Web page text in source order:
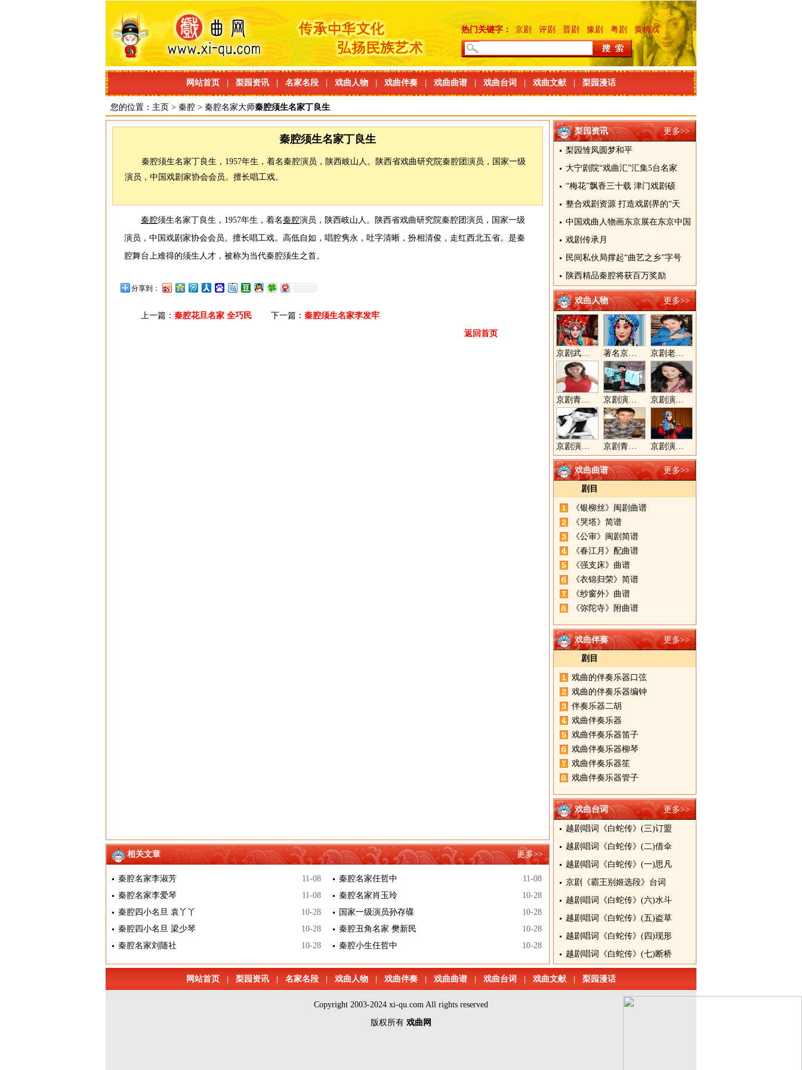
热门关键字： 京剧 评剧 晋剧 豫剧 粤剧 黄梅戏
网站首页 梨园资讯 名家名段 戏曲人物 戏曲伴奏 戏曲曲谱 戏曲台词 戏曲文献 梨园漫话
您的位置： 主页 > 秦腔 > 秦腔名家大师秦腔须生名家丁良生
秦腔须生名家丁良生
秦腔须生名家丁良生，1957年生，着名秦腔演员，陕西岐山人。陕西省戏曲研究院秦腔团演员，国家一级
演员，中国戏剧家协会会员。擅长唱工戏。
秦腔须生名家丁良生，1957年生，着名秦腔演员，陕西岐山人。陕西省戏曲研究院秦腔团演员，国家一级
演员，中国戏剧家协会会员。擅长唱工戏。高低自如，唱腔隽永，吐字清晰，扮相清俊，走红西北五省。是秦
腔舞台上难得的须生人才，被称为当代秦腔须生之首。
分享到：
上一篇： 秦腔花旦名家 全巧民 下一篇： 秦腔须生名家李发牢
返回首页
更多>>
梨园资讯
梨园雏凤圆梦和平
大宁剧院“戏曲汇”汇集5台名家
“梅花”飘香三十载 津门戏剧硕
整合戏剧资源 打造戏剧界的“天
中国戏曲人物画东京展在东京中国
戏剧传承月
民间私伙局撑起“曲艺之乡”字号
陕西精品秦腔将获百万奖励
更多>>
戏曲人物
京剧武旦演员李静文 著名京剧演员李海燕 京剧老生演员胡晓楠
京剧青衣演员周利 京剧演员郝帅 京剧演员王奕戈
京剧演员陈晓霞 京剧青年演员郝杰 京剧演员张美超
更多>>
戏曲曲谱
剧目
《银柳丝》闽剧曲谱
《哭塔》简谱
《公审》闽剧简谱
《春江月》配曲谱
《强支床》曲谱
《衣锦归荣》简谱
《纱窗外》曲谱
《弥陀寺》附曲谱
更多>>
戏曲伴奏
剧目
戏曲的伴奏乐器口弦
戏曲的伴奏乐器编钟
伴奏乐器二胡
戏曲伴奏乐器
戏曲伴奏乐器笛子
戏曲伴奏乐器柳琴
戏曲伴奏乐器笙
戏曲伴奏乐器管子
更多>>
戏曲台词
越剧唱词《白蛇传》(三)订盟
越剧唱词《白蛇传》(二)借伞
越剧唱词《白蛇传》(一)思凡
京剧《霸王别姬选段》台词
越剧唱词《白蛇传》(六)水斗
越剧唱词《白蛇传》(五)盗草
越剧唱词《白蛇传》(四)现形
越剧唱词《白蛇传》(七)断桥
更多>>
相关文章
11-08
秦腔名家李淑芳 11-08
秦腔名家任哲中
11-08
秦腔名家李爱琴 10-28
秦腔名家肖玉玲
10-28
秦腔四小名旦 袁丫丫 10-28
国家一级演员孙存碟
10-28
秦腔四小名旦 梁少琴 10-28
秦腔丑角名家 樊新民
10-28
秦腔名家刘随社 10-28
秦腔小生任哲中
网站首页 梨园资讯 名家名段 戏曲人物 戏曲伴奏 戏曲曲谱 戏曲台词 戏曲文献 梨园漫话
Copyright 2003-2024 xi-qu.com All rights reserved
版权所有 戏曲网